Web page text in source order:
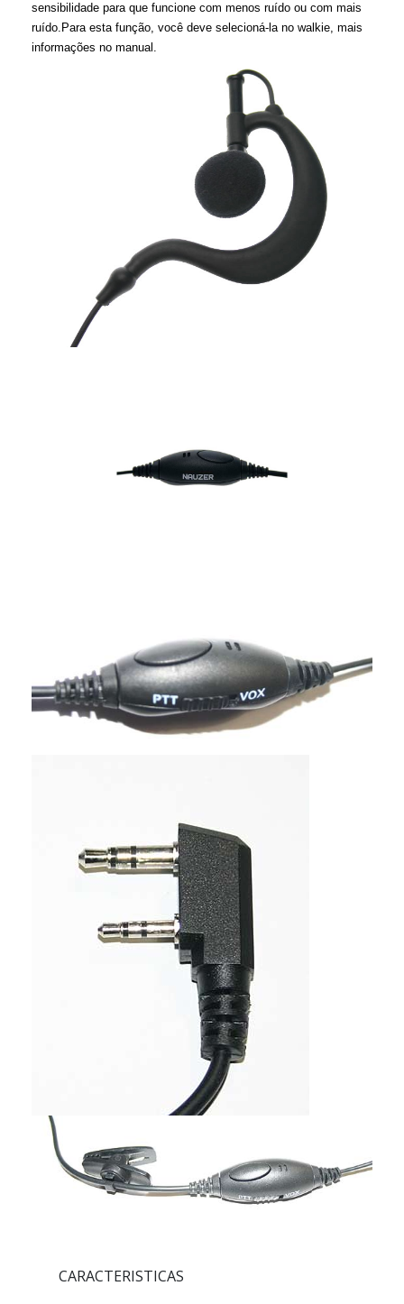
sensibilidade para que funcione com menos ruído ou com mais
ruído.Para esta função, você deve selecioná-la no walkie, mais
informações no manual.
CARACTERISTICAS